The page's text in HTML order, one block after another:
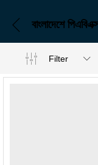
Filter